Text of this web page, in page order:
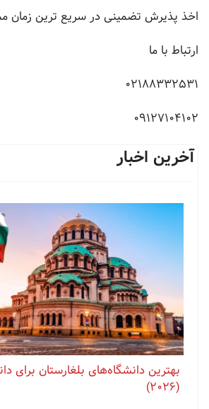
اخذ پذیرش تضمینی در سریع ترین زمان
ارتباط با ما
09127104102
آخرین اخبار
بهترین دانشگاه‌های بلغارستان برای
(2026)